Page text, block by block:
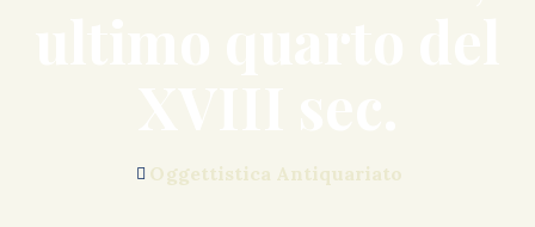
Oggettistica Antiquariato